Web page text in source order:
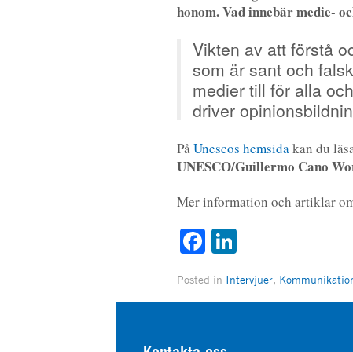
honom. Vad innebär medie-
Vikten av att förstå
som är sant och
medier till för alla
driver
PåUnescos hemsidakan du
UNESCO/Guillermo Cano
Mer information och artiklar
Facebook
Posted in Intervjuer,